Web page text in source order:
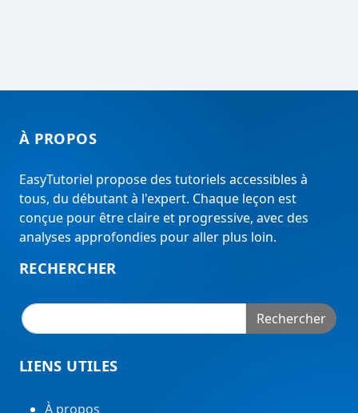
À PROPOS
EasyTutoriel propose des tutoriels accessibles à
tous, du débutant à l'expert. Chaque leçon est
conçue pour être claire et progressive, avec des
analyses approfondies pour aller plus loin.
RECHERCHER
Rechercher
LIENS UTILES
À propos